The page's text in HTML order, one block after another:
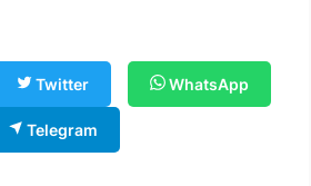
Twitter WhatsApp
Telegram